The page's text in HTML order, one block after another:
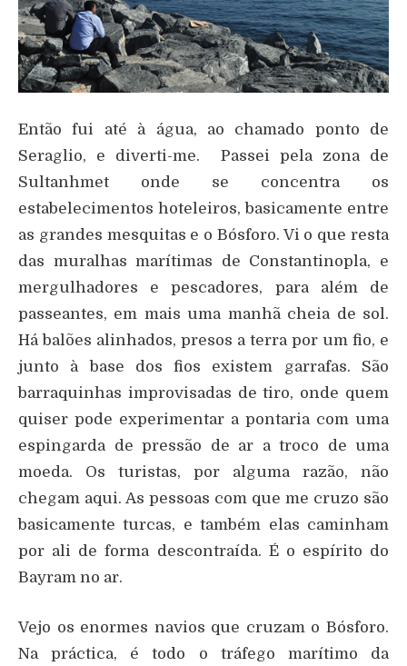
Então fui até à água, ao chamado ponto de
Seraglio, e diverti-me. Passei pela zona de
Sultanhmet onde se concentra os
estabelecimentos hoteleiros, basicamente entre
as grandes mesquitas e o Bósforo. Vi o que resta
das muralhas marítimas de Constantinopla, e
mergulhadores e pescadores, para além de
passeantes, em mais uma manhã cheia de sol.
Há balões alinhados, presos a terra por um fio, e
junto à base dos fios existem garrafas. São
barraquinhas improvisadas de tiro, onde quem
quiser pode experimentar a pontaria com uma
espingarda de pressão de ar a troco de uma
moeda. Os turistas, por alguma razão, não
chegam aqui. As pessoas com que me cruzo são
basicamente turcas, e também elas caminham
por ali de forma descontraída. É o espírito do
Bayram no ar.
Vejo os enormes navios que cruzam o Bósforo.
Na práctica, é todo o tráfego marítimo da